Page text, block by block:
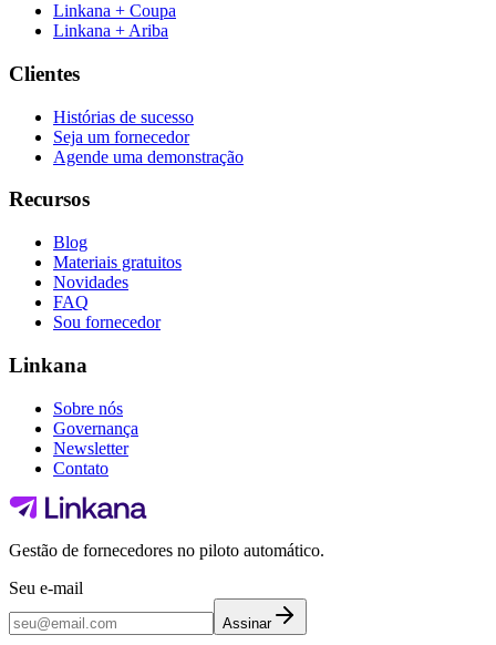
Linkana + Coupa
Linkana + Ariba
Clientes
Histórias de sucesso
Seja um fornecedor
Agende uma demonstração
Recursos
Blog
Materiais gratuitos
Novidades
FAQ
Sou fornecedor
Linkana
Sobre nós
Governança
Newsletter
Contato
Gestão de fornecedores no piloto automático.
Seu e-mail
Assinar